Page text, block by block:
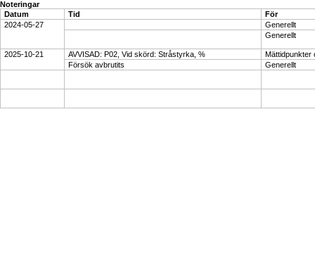
Noteringar
Datum
Tid
För
2024-05-27
Generellt
Generellt
2025-10-21 AVVISAD: P02, Vid skörd: Stråstyrka, %
Mättidpunkter
Försök avbrutits
Generellt